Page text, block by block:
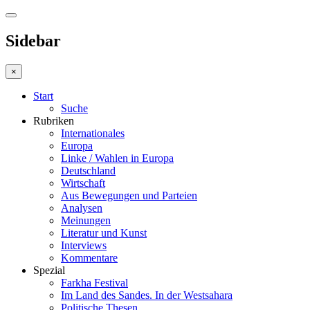
Sidebar
×
Start
Suche
Rubriken
Internationales
Europa
Linke / Wahlen in Europa
Deutschland
Wirtschaft
Aus Bewegungen und Parteien
Analysen
Meinungen
Literatur und Kunst
Interviews
Kommentare
Spezial
Farkha Festival
Im Land des Sandes. In der Westsahara
Politische Thesen